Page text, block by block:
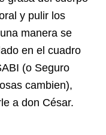
y pulir los
manera se
en el cuadro
(o Seguro
cambien),
a don César.